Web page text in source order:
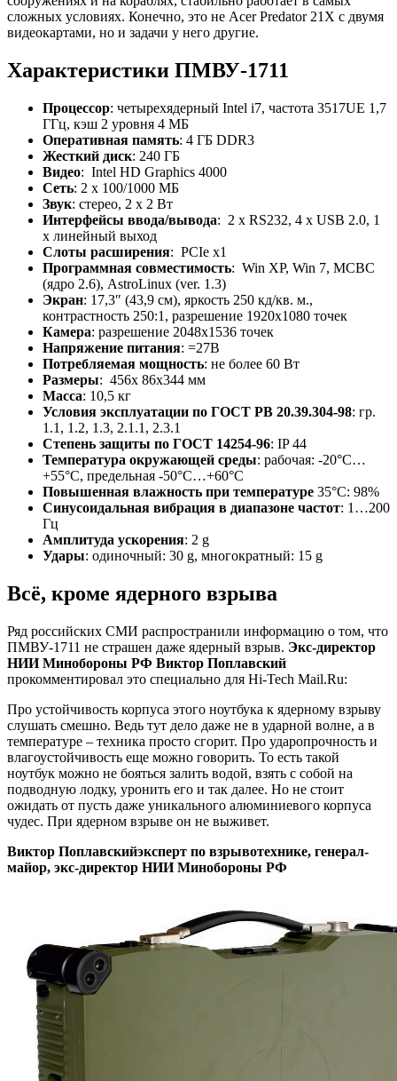
сложных условиях. Конечно, это не Acer Predator 21Х с двумя
видеокартами, но и задачи у него другие.
Характеристики ПМВУ-1711
Процессор: четырехядерный Intel i7, частота 3517UE 1,7
ГГц, кэш 2 уровня 4 МБ
Оперативная память: 4 ГБ DDR3
Жесткий диск: 240 ГБ
Видео: Intel HD Graphics 4000
Сеть: 2 x 100/1000 МБ
Звук: стерео, 2 x 2 Вт
Интерфейсы ввода/вывода: 2 х RS232, 4 x USB 2.0, 1
x линейный выход
Слоты расширения: PCIe x1
Программная совместимость: Win XP, Win 7, МСВС
(ядро 2.6), AstroLinux (ver. 1.3)
Экран: 17,3″ (43,9 см), яркость 250 кд/кв. м.,
контрастность 250:1, разрешение 1920х1080 точек
Камера: разрешение 2048х1536 точек
Напряжение питания: =27В
Потребляемая мощность: не более 60 Вт
Размеры: 456х 86х344 мм
Масса: 10,5 кг
Условия эксплуатации по ГОСТ РВ 20.39.304-98: гр.
1.1, 1.2, 1.3, 2.1.1, 2.3.1
Степень защиты по ГОСТ 14254-96: IP 44
Температура окружающей среды: рабочая: -20°С…
+55°С, предельная -50°С…+60°С
Повышенная влажность при температуре 35°С: 98%
Синусоидальная вибрация в диапазоне частот: 1…200
Гц
Амплитуда ускорения: 2 g
Удары: одиночный: 30 g, многократный: 15 g
Всё, кроме ядерного взрыва
Ряд российских СМИ распространили информацию о том, что
ПМВУ-1711 не страшен даже ядерный взрыв. Экс-директор
НИИ Минобороны РФ Виктор Поплавский
прокомментировал это специально для Hi-Tech Mail.Ru:
Про устойчивость корпуса этого ноутбука к ядерному взрыву
слушать смешно. Ведь тут дело даже не в ударной волне, а в
температуре – техника просто сгорит. Про ударопрочность и
влагоустойчивость еще можно говорить. То есть такой
ноутбук можно не бояться залить водой, взять с собой на
подводную лодку, уронить его и так далее. Но не стоит
ожидать от пусть даже уникального алюминиевого корпуса
чудес. При ядерном взрыве он не выживет.
Виктор Поплавскийэксперт по взрывотехнике, генерал-
майор, экс-директор НИИ Минобороны РФ